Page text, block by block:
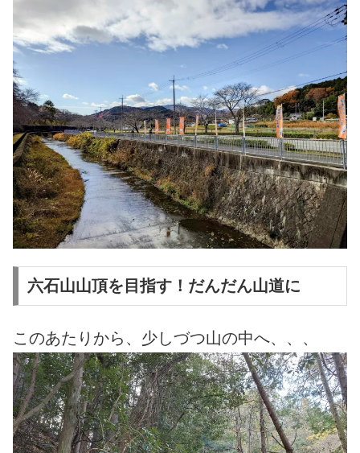
六石山山頂を目指す！だんだん山道に
このあたりから、少しづつ山の中へ、、、